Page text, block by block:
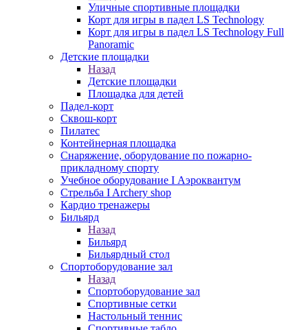
Уличные спортивные площадки
Корт для игры в падел LS Technology
Корт для игры в падел LS Technology Full
Panoramic
Детские площадки
Назад
Детские площадки
Площадка для детей
Падел-корт
Сквош-корт
Пилатес
Контейнерная площадка
Снаряжение, оборудование по пожарно-
прикладному спорту
Учебное оборудование I Аэроквантум
Стрельба I Archery shop
Кардио тренажеры
Бильярд
Назад
Бильярд
Бильярдный стол
Спортоборудование зал
Назад
Спортоборудование зал
Спортивные сетки
Настольный теннис